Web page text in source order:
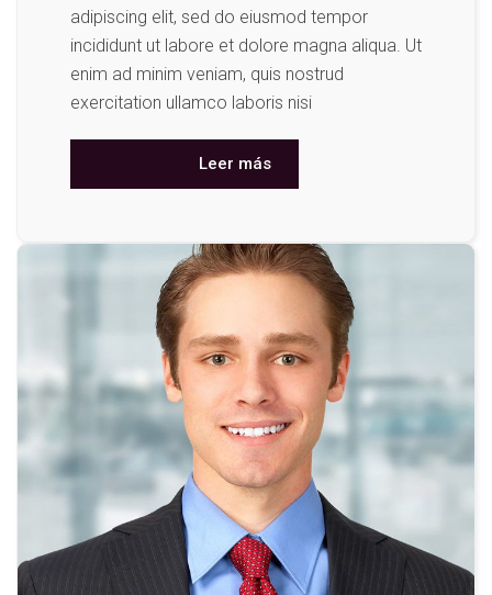
adipiscing elit, sed do eiusmod tempor
incididunt ut labore et dolore magna aliqua. Ut
enim ad minim veniam, quis nostrud
exercitation ullamco laboris nisi
Leer más